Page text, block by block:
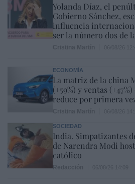
Yolanda Díaz, el
Gobierno Sánchez,
influencia
ser la número dos de
ECONOMÍA
La matriz de la china
(+59%) y ventas
reduce por primera
SOCIEDAD
India. Simpatizantes
de Narendra Modi
católico